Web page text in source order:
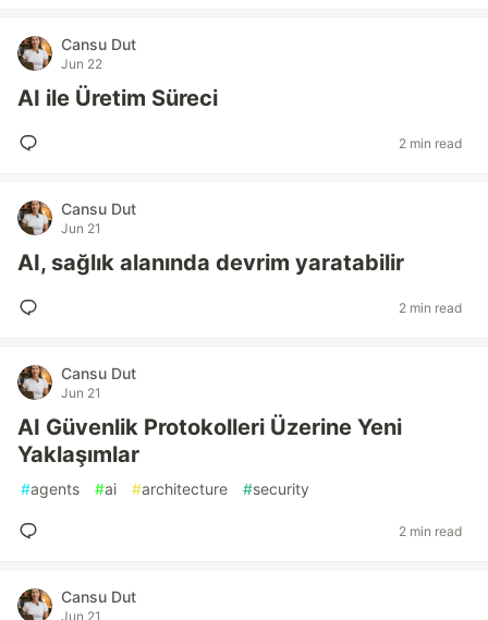
Cansu Dut
Jun 22
AI ile Üretim Süreci
2 min read
Cansu Dut
Jun 21
AI, sağlık alanında devrim yaratabilir
2 min read
Cansu Dut
Jun 21
AI Güvenlik Protokolleri Üzerine Yeni
Yaklaşımlar
#agents #ai #architecture #security
2 min read
Cansu Dut
Jun 21